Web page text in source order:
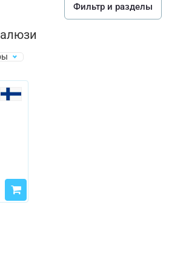
Фильтр и разделы